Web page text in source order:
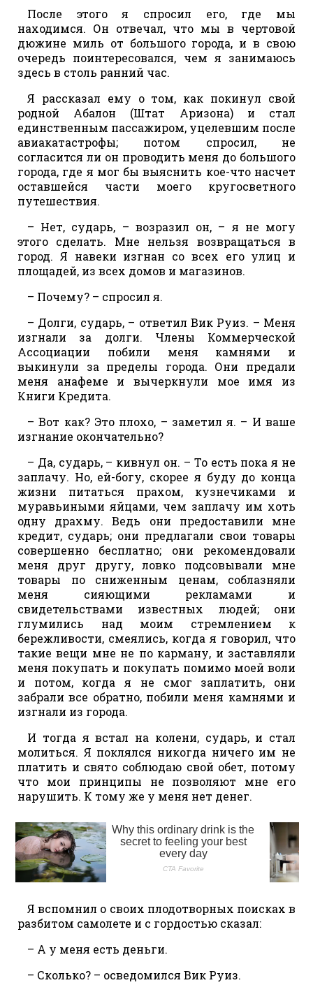
После этого я спросил его, где мы
находимся. Он отвечал, что мы в чертовой
дюжине миль от большого города, и в свою
очередь поинтересовался, чем я занимаюсь
здесь в столь ранний час.
Я рассказал ему о том, как покинул свой
родной Абалон (Штат Аризона) и стал
единственным пассажиром, уцелевшим после
авиакатастрофы; потом спросил, не
согласится ли он проводить меня до большого
города, где я мог бы выяснить кое-что насчет
оставшейся части моего кругосветного
путешествия.
– Нет, сударь, – возразил он, – я не могу
этого сделать. Мне нельзя возвращаться в
город. Я навеки изгнан со всех его улиц и
площадей, из всех домов и магазинов.
– Почему? – спросил я.
– Долги, сударь, – ответил Вик Руиз. – Меня
изгнали за долги. Члены Коммерческой
Ассоциации побили меня камнями и
выкинули за пределы города. Они предали
меня анафеме и вычеркнули мое имя из
Книги Кредита.
– Вот как? Это плохо, – заметил я. – И ваше
изгнание окончательно?
– Да, сударь, – кивнул он. – То есть пока я не
заплачу. Но, ей-богу, скорее я буду до конца
жизни питаться прахом, кузнечиками и
муравьиными яйцами, чем заплачу им хоть
одну драхму. Ведь они предоставили мне
кредит, сударь; они предлагали свои товары
совершенно бесплатно; они рекомендовали
меня друг другу, ловко подсовывали мне
товары по сниженным ценам, соблазняли
меня сияющими рекламами и
свидетельствами известных людей; они
глумились над моим стремлением к
бережливости, смеялись, когда я говорил, что
такие вещи мне не по карману, и заставляли
меня покупать и покупать помимо моей воли
и потом, когда я не смог заплатить, они
забрали все обратно, побили меня камнями и
изгнали из города.
И тогда я встал на колени, сударь, и стал
молиться. Я поклялся никогда ничего им не
платить и свято соблюдаю свой обет, потому
что мои принципы не позволяют мне его
нарушить. К тому же у меня нет денег.
Я вспомнил о своих плодотворных поисках в
разбитом самолете и с гордостью сказал:
– А у меня есть деньги.
– Сколько? – осведомился Вик Руиз.